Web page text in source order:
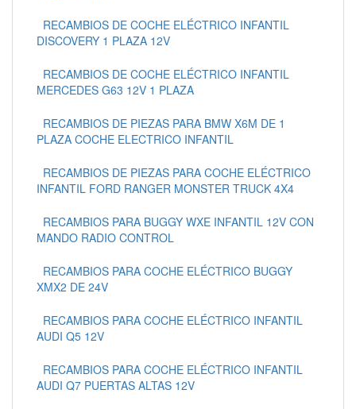
RECAMBIOS DE COCHE ELÉCTRICO INFANTIL
DISCOVERY 1 PLAZA 12V
RECAMBIOS DE COCHE ELÉCTRICO INFANTIL
MERCEDES G63 12V 1 PLAZA
RECAMBIOS DE PIEZAS PARA BMW X6M DE 1
PLAZA COCHE ELECTRICO INFANTIL
RECAMBIOS DE PIEZAS PARA COCHE ELÉCTRICO
INFANTIL FORD RANGER MONSTER TRUCK 4X4
RECAMBIOS PARA BUGGY WXE INFANTIL 12V CON
MANDO RADIO CONTROL
RECAMBIOS PARA COCHE ELÉCTRICO BUGGY
XMX2 DE 24V
RECAMBIOS PARA COCHE ELÉCTRICO INFANTIL
AUDI Q5 12V
RECAMBIOS PARA COCHE ELÉCTRICO INFANTIL
AUDI Q7 PUERTAS ALTAS 12V